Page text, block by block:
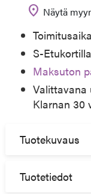
location_on Näytä
S-
Maksuton
Valittavana
Klarnan 30
Tuotekuvaus
Tuotetiedot